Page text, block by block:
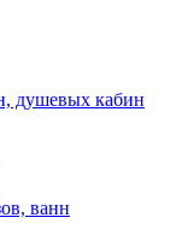
душевых кабин
ванн